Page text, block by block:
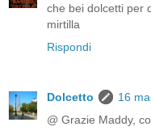
che bei dolcetti per
mirtilla
Rispondi
Dolcetto
16
@ Grazie Maddy,